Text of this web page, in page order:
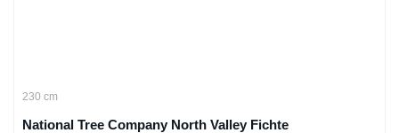
230 cm
National Tree Company North Valley Fichte